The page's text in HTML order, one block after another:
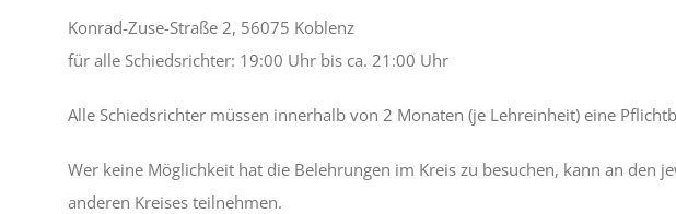
Konrad-Zuse-Straße 2, 56075 Koblenz
für alle Schiedsrichter: 19:00 Uhr bis ca. 21:00 Uhr
Alle Schiedsrichter müssen innerhalb von 2 Monaten (je Lehreinheit) eine
Wer keine Möglichkeit hat die Belehrungen im Kreis zu besuchen, kann an den
anderen Kreises teilnehmen.